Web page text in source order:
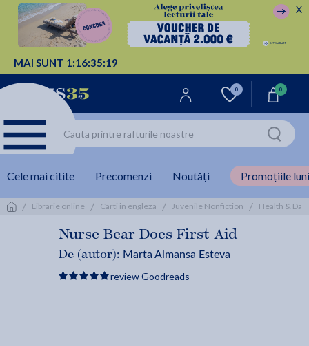
MAI SUNT 1:16:35:19
X
0 0
Cele mai citite Precomenzi Noutăți Promoțiile
/ Librarie online / Carti in engleza / Juvenile Nonfiction / Health &
Nurse Bear Does First Aid
De (autor): Marta Almansa Esteva
review Goodreads